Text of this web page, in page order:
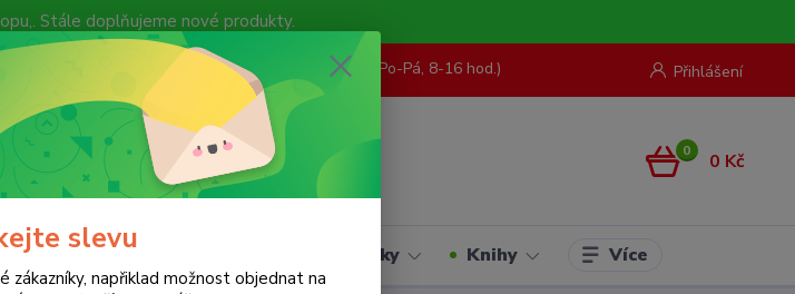
Stále doplňujeme nové produkty.
Přihlášení
Hledat
Nevíte si rady? Zavolejte. + 420 773 967 062 (Po-Pá, 8-16 hod.)
0 0 Kč
Dámské Hračky Knihy Více
slevu
zákazníky, napřiklad možnost objednat na